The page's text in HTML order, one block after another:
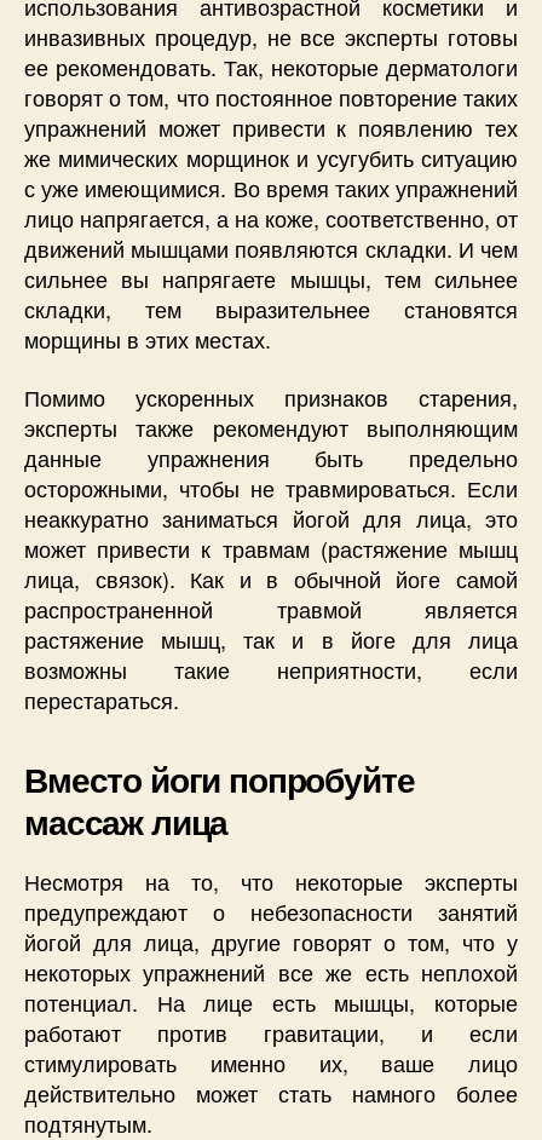
использования антивозрастной косметики и
инвазивных процедур, не все эксперты готовы
ее рекомендовать. Так, некоторые дерматологи
говорят о том, что постоянное повторение таких
упражнений может привести к появлению тех
же мимических морщинок и усугубить ситуацию
с уже имеющимися. Во время таких упражнений
лицо напрягается, а на коже, соответственно, от
движений мышцами появляются складки. И чем
сильнее вы напрягаете мышцы, тем сильнее
складки, тем выразительнее становятся
морщины в этих местах.
Помимо ускоренных признаков старения,
эксперты также рекомендуют выполняющим
данные упражнения быть предельно
осторожными, чтобы не травмироваться. Если
неаккуратно заниматься йогой для лица, это
может привести к травмам (растяжение мышц
лица, связок). Как и в обычной йоге самой
распространенной травмой является
растяжение мышц, так и в йоге для лица
возможны такие неприятности, если
перестараться.
Вместо йоги попробуйте
массаж лица
Несмотря на то, что некоторые эксперты
предупреждают о небезопасности занятий
йогой для лица, другие говорят о том, что у
некоторых упражнений все же есть неплохой
потенциал. На лице есть мышцы, которые
работают против гравитации, и если
стимулировать именно их, ваше лицо
действительно может стать намного более
подтянутым.